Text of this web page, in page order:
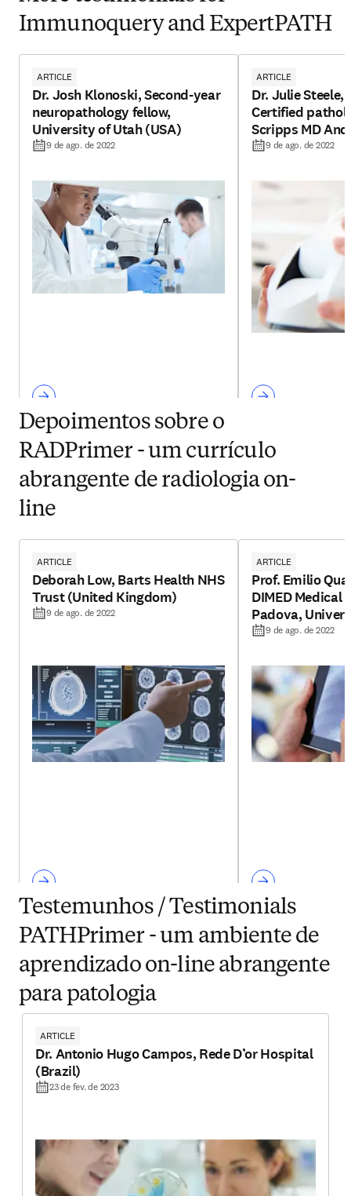
Immunoquery and ExpertPATH
ARTICLE
Dr. Josh Klonoski, Second-year
neuropathology fellow,
University of Utah (USA)
9 de ago. de 2022
ARTICLE
Dr. Julie Steele,
Certified
Scripps MD
Center (USA)
9 de ago. de 2022
Depoimentos sobre o
RADPrimer - um currículo
abrangente de radiologia on-
line
ARTICLE
Deborah Low, Barts Health NHS
Trust (United Kingdom)
9 de ago. de 2022
ARTICLE
Prof. Emilio
DIMED Medical
Padova,
(Italy)
9 de ago. de 2022
Testemunhos / Testimonials
PATHPrimer - um ambiente de
aprendizado on-line abrangente
para patologia
ARTICLE
Dr. Antonio Hugo Campos, Rede D’or Hospital
(Brazil)
23 de fev. de 2023